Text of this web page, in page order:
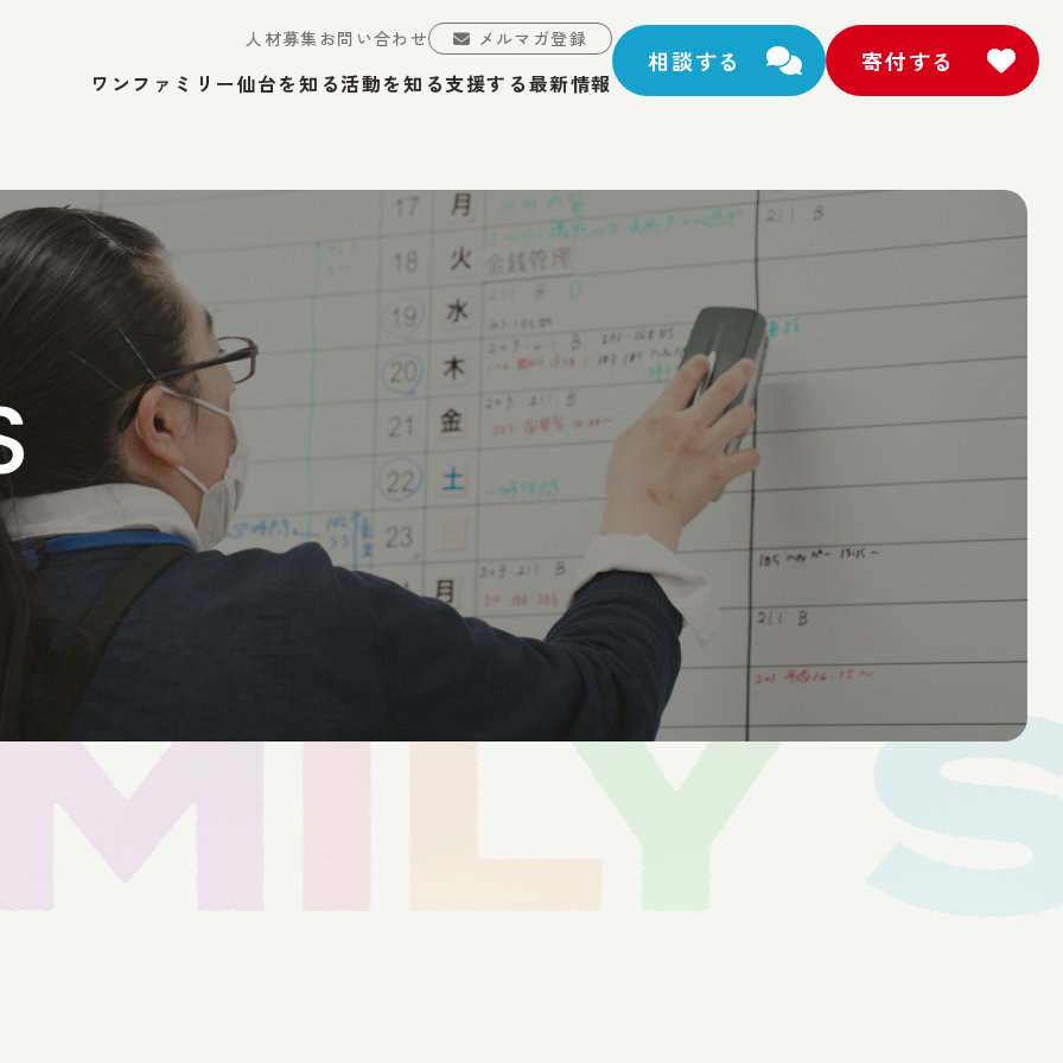
人材募集 お問い合わせ メルマガ登録
ワンファミリー仙台を知る活動を知る支援する最新情報
相談する 寄付する